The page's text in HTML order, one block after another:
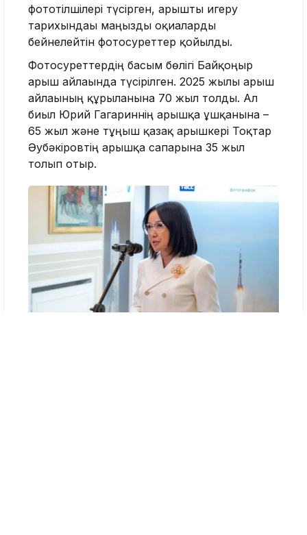
фототілшілері түсірген, ғарышты игеру
тарихындағы маңызды оқиғаларды
бейнелейтін фотосуреттер қойылды.
Фотосуреттердің басым бөлігі Байқоңыр
ғарыш айлағында түсірілген. 2025 жылы ғарыш
айлағының құрылғанына 70 жыл толды. Ал
биыл Юрий Гагариннің ғарышқа ұшқанына –
65 жыл және тұңғыш қазақ ғарышкері Тоқтар
Әубәкіровтің ғарышқа сапарына 35 жыл
толып отыр.